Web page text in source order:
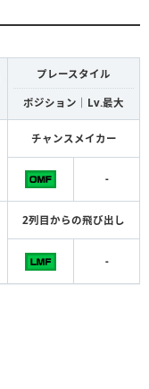
プレースタイル
ポジション｜Lv.最大
チャンスメイカー
-
2列目からの飛び出し
-